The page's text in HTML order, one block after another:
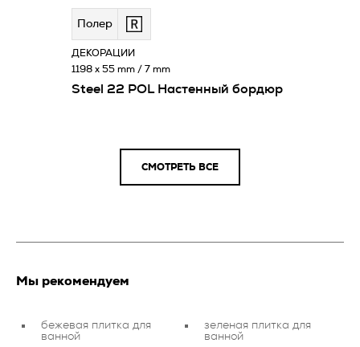
Полeр
Steel 22 POL Настенный бордюр
ДЕКОРАЦИИ
1198 x 55 mm / 7 mm
СМОТРЕТЬ ВСЕ
Мы рекомендуем
бежевая плитка для
ванной
зеленая плитка для
ванной